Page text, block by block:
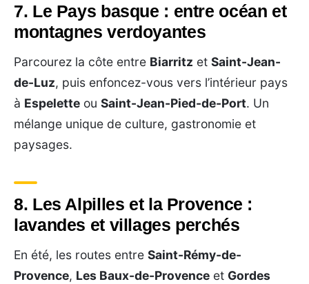
7. Le Pays basque : entre océan et
montagnes verdoyantes
Parcourez la côte entre Biarritz et Saint-Jean-
de-Luz, puis enfoncez-vous vers l’intérieur pays
à Espelette ou Saint-Jean-Pied-de-Port. Un
mélange unique de culture, gastronomie et
paysages.
8. Les Alpilles et la Provence :
lavandes et villages perchés
En été, les routes entre Saint-Rémy-de-
Provence, Les Baux-de-Provence et Gordes